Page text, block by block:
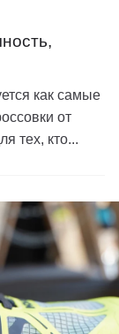
как самые
от
тех, кто...